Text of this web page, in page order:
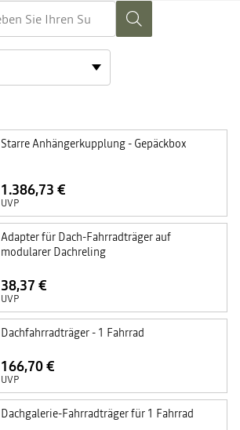
Starre Anhängerkupplung - Gepäckbox
1.386,73 €
UVP
Adapter für Dach-Fahrradträger auf
modularer Dachreling
38,37 €
UVP
Dachfahrradträger - 1 Fahrrad
166,70 €
UVP
Dachgalerie-Fahrradträger für 1 Fahrrad